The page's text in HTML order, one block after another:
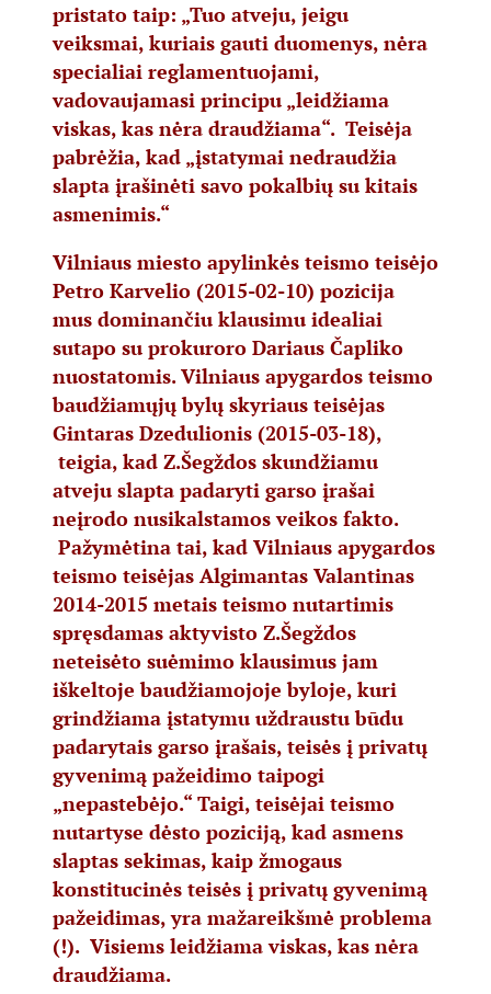
pristato taip: „Tuo atveju, jeigu
veiksmai, kuriais gauti duomenys, nėra
specialiai reglamentuojami,
vadovaujamasi principu „leidžiama
viskas, kas nėra draudžiama“. Teisėja
pabrėžia, kad „įstatymai nedraudžia
slapta įrašinėti savo pokalbių su kitais
asmenimis.“
Vilniaus miesto apylinkės teismo teisėjo
Petro Karvelio (2015-02-10) pozicija
mus dominančiu klausimu idealiai
sutapo su prokuroro Dariaus Čapliko
nuostatomis. Vilniaus apygardos teismo
baudžiamųjų bylų skyriaus teisėjas
Gintaras Dzedulionis (2015-03-18),
teigia, kad Z.Šegždos skundžiamu
atveju slapta padaryti garso įrašai
neįrodo nusikalstamos veikos fakto.
Pažymėtina tai, kad Vilniaus apygardos
teismo teisėjas Algimantas Valantinas
2014-2015 metais teismo nutartimis
spręsdamas aktyvisto Z.Šegždos
neteisėto suėmimo klausimus jam
iškeltoje baudžiamojoje byloje, kuri
grindžiama įstatymu uždraustu būdu
padarytais garso įrašais, teisės į privatų
gyvenimą pažeidimo taipogi
„nepastebėjo.“ Taigi, teisėjai teismo
nutartyse dėsto poziciją, kad asmens
slaptas sekimas, kaip žmogaus
konstitucinės teisės į privatų gyvenimą
pažeidimas, yra mažareikšmė problema
(!). Visiems leidžiama viskas, kas nėra
draudžiama.